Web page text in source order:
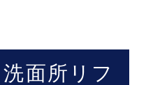
面所リフ